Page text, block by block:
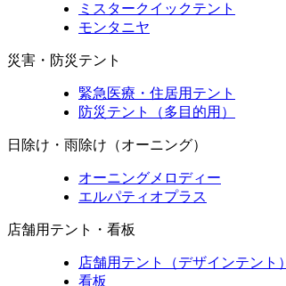
ミスタークイックテント
モンタニヤ
災害・防災テント
緊急医療・住居用テント
防災テント（多目的用）
日除け・雨除け（オーニング）
オーニングメロディー
エルパティオプラス
店舗用テント・看板
店舗用テント（デザインテント）
看板